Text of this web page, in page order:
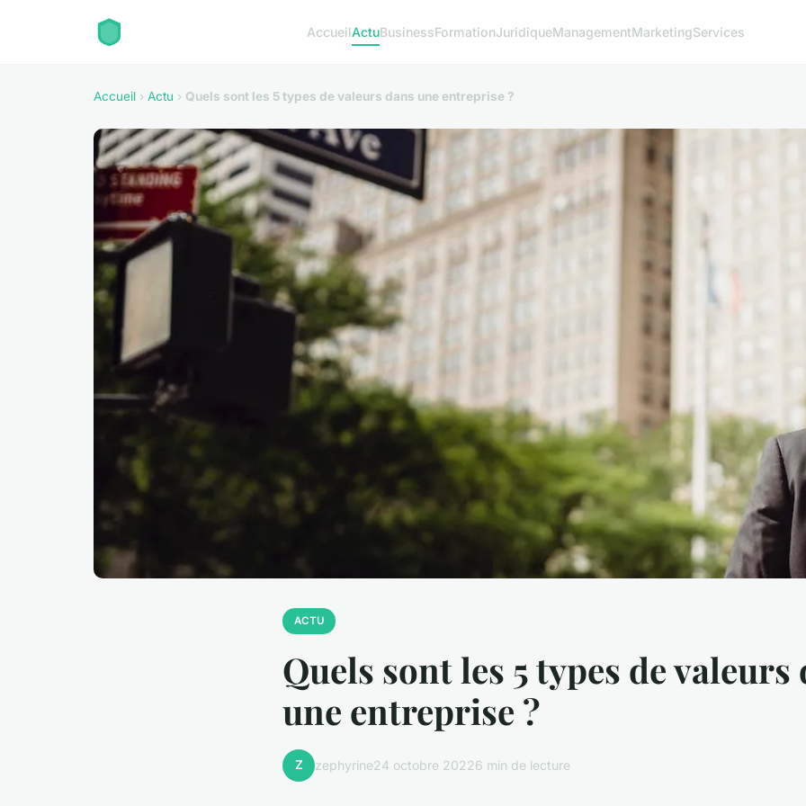
AccueilActuBusinessFormationJuridiqueManagementMarketingServices
Accueil › Actu › Quels sont les 5 types de valeurs dans une entreprise ?
ACTU
Quels sont les 5 types de valeurs
une entreprise ?
Z zephyrine24 octobre 20226 min de lecture